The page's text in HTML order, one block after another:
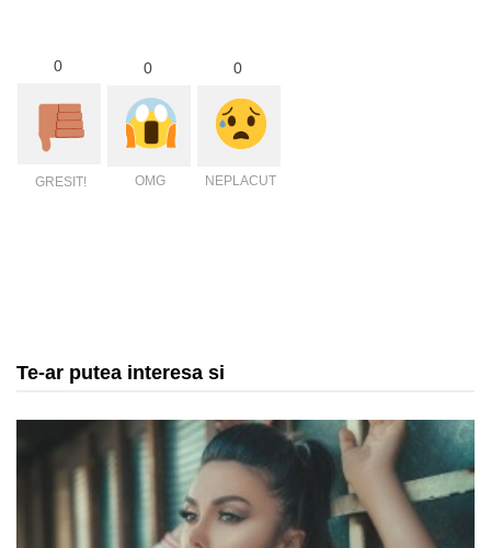
0
GRESIT!
0
OMG
0
NEPLACUT
Te-ar putea interesa si